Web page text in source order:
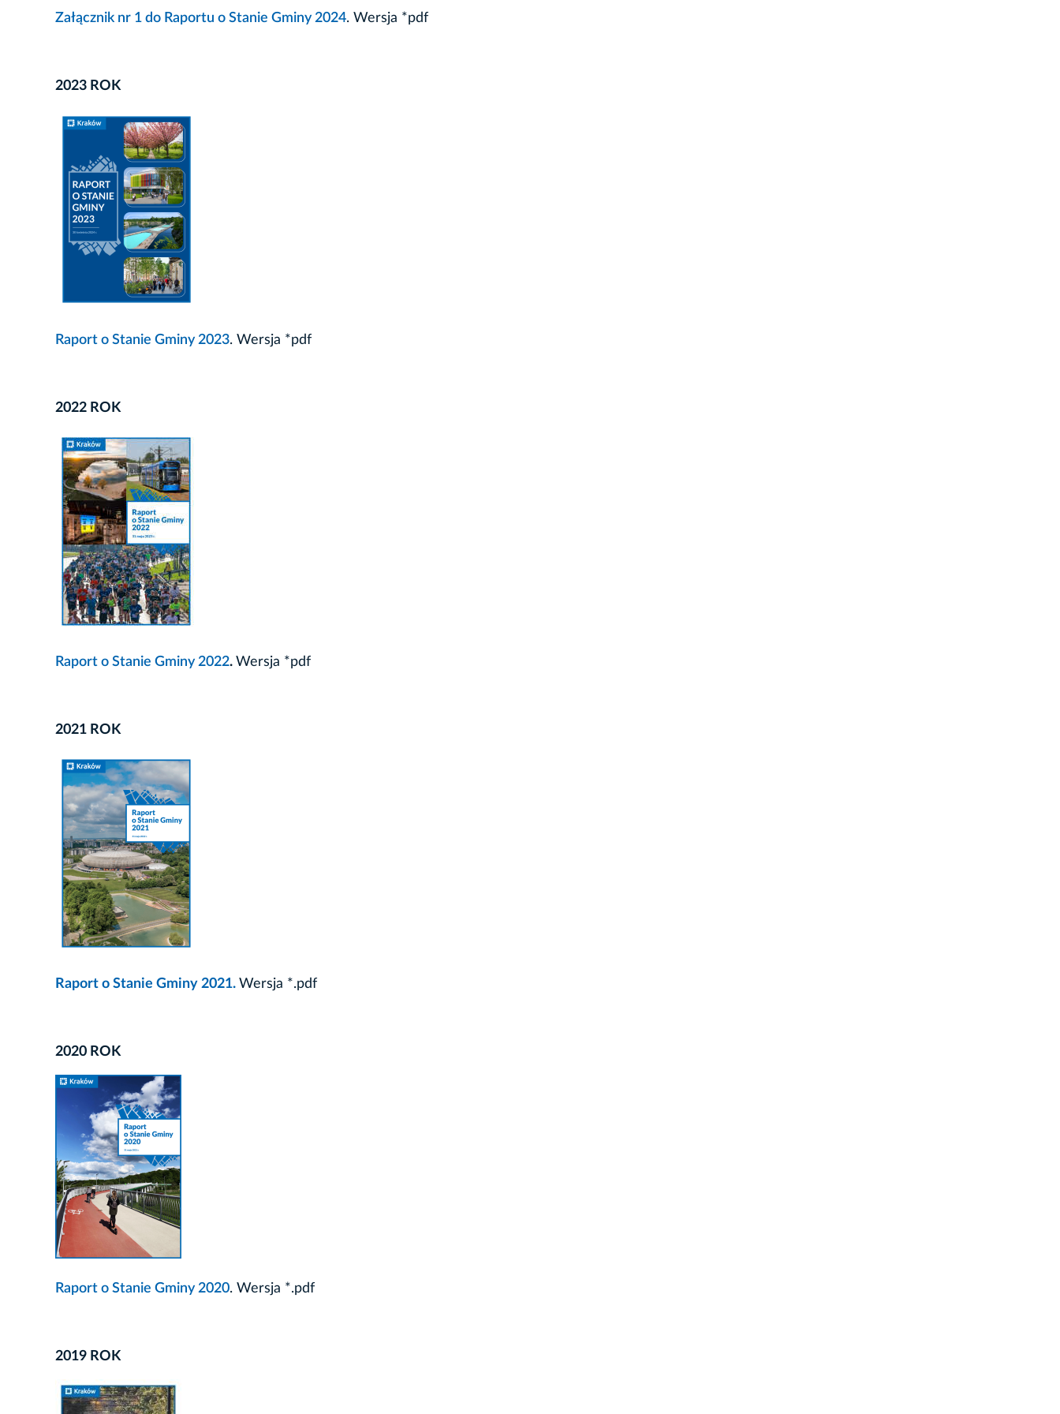
Załącznik nr 1 do Raportu o Stanie Gminy 2024. Wersja *pdf
2023 ROK
Raport o Stanie Gminy 2023. Wersja *pdf
2022 ROK
Raport o Stanie Gminy 2022. Wersja *pdf
2021 ROK
Raport o Stanie Gminy 2021. Wersja *.pdf
2020 ROK
Raport o Stanie Gminy 2020. Wersja *.pdf
2019 ROK